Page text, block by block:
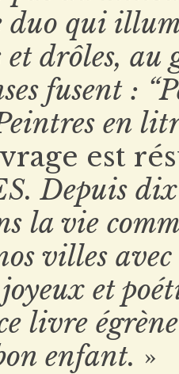
qui
et drôles, au
fusent :
en
est
Depuis
la vie
villes avec
joyeux et
livre
enfant. »